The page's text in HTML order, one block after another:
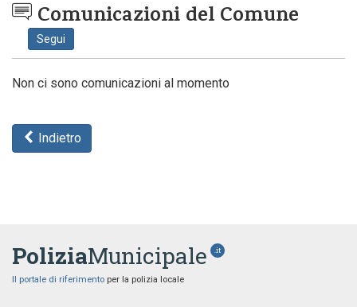
Comunicazioni del Comune
Segui
Non ci sono comunicazioni al momento
Indietro
PoliziaMunicipale .it
Il portale di riferimento per la polizia locale